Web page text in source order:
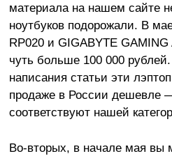
материала на нашем сайте
ноутбуков подорожали. В
RP020 и GIGABYTE
чуть больше 100 000
написания статьи эти
продаже в России дешевле
соответствуют нашей
Во-вторых, в начале мая вы